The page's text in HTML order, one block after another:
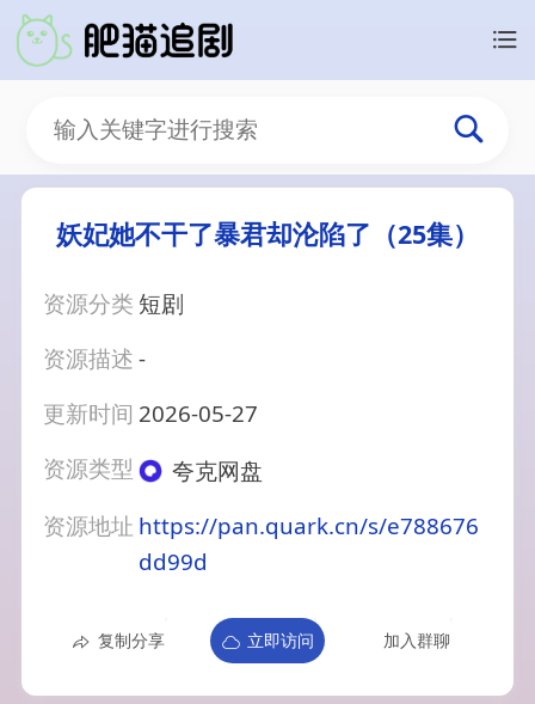
妖妃她不干了暴君却沦陷了（25集）
资源分类 短剧
资源描述-
更新时间 2026-05-27
资源类型
夸克网盘
资源地址 https://pan.quark.cn/s/e788676
dd99d
复制分享 立即访问 加入群聊